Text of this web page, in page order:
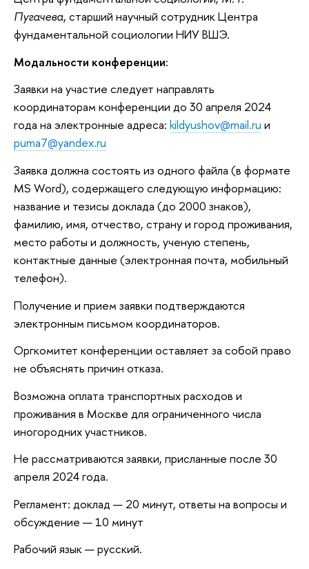
Пугачева, старший научный сотрудник Центра
фундаментальной социологии НИУ ВШЭ.
Модальности конференции:
Заявки на участие следует направлять
координаторам конференции до 30 апреля 2024
года на электронные адреса: kildyushov@mail.ru и
puma7@yandex.ru
Заявка должна состоять из одного файла (в формате
MS Word), содержащего следующую информацию:
название и тезисы доклада (до 2000 знаков),
фамилию, имя, отчество, страну и город проживания,
место работы и должность, ученую степень,
контактные данные (электронная почта, мобильный
телефон).
Получение и прием заявки подтверждаются
электронным письмом координаторов.
Оргкомитет конференции оставляет за собой право
не объяснять причин отказа.
Возможна оплата транспортных расходов и
проживания в Москве для ограниченного числа
иногородних участников.
Не рассматриваются заявки, присланные после 30
апреля 2024 года.
Регламент: доклад — 20 минут, ответы на вопросы и
обсуждение — 10 минут
Рабочий язык — русский.